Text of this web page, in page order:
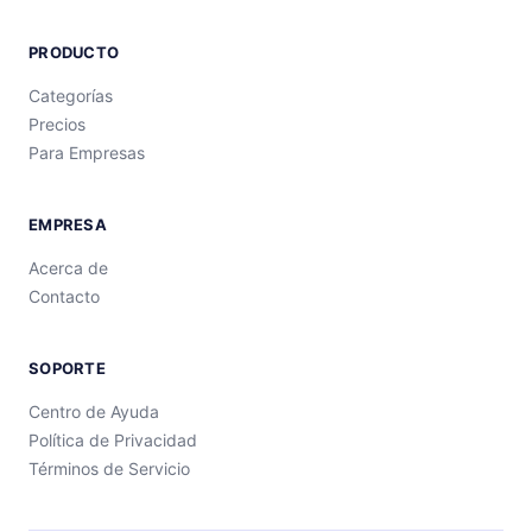
PRODUCTO
Categorías
Precios
Para Empresas
EMPRESA
Acerca de
Contacto
SOPORTE
Centro de Ayuda
Política de Privacidad
Términos de Servicio